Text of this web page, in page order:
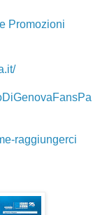
Promozioni
raggiungerci